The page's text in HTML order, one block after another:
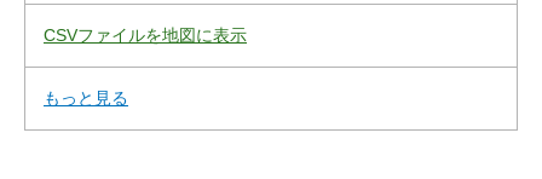
CSVファイルを地図に表示
もっと見る